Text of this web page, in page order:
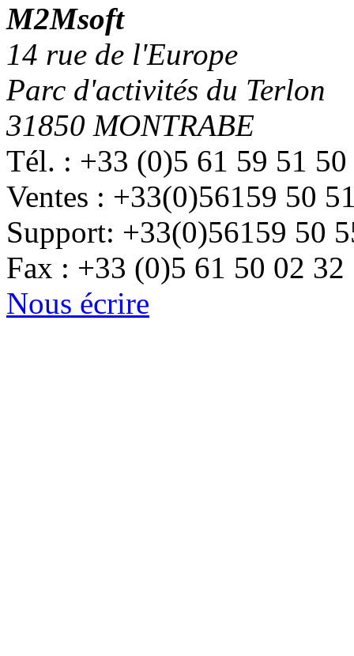
M2Msoft
14 rue de l'Europe
Parc d'activités du Terlon
31850 MONTRABE
Tél. : +33 (0)5 61 59 51 50
Ventes : +33(0)56159 50
Support: +33(0)56159 50
Fax : +33 (0)5 61 50 02 32
Nous écrire